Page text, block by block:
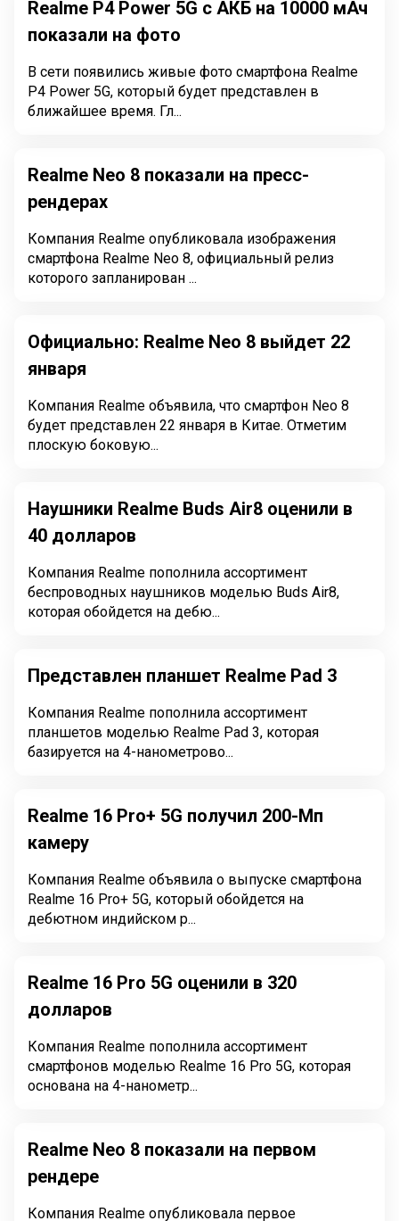
Realme P4 Power 5G с АКБ на 10000 мАч
показали на фото
В сети появились живые фото смартфона Realme
P4 Power 5G, который будет представлен в
ближайшее время. Гл...
Realme Neo 8 показали на пресс-
рендерах
Компания Realme опубликовала изображения
смартфона Realme Neo 8, официальный релиз
которого запланирован ...
Официально: Realme Neo 8 выйдет 22
января
Компания Realme объявила, что смартфон Neo 8
будет представлен 22 января в Китае. Отметим
плоскую боковую...
Наушники Realme Buds Air8 оценили в
40 долларов
Компания Realme пополнила ассортимент
беспроводных наушников моделью Buds Air8,
которая обойдется на дебю...
Представлен планшет Realme Pad 3
Компания Realme пополнила ассортимент
планшетов моделью Realme Pad 3, которая
базируется на 4-нанометрово...
Realme 16 Pro+ 5G получил 200-Мп
камеру
Компания Realme объявила о выпуске смартфона
Realme 16 Pro+ 5G, который обойдется на
дебютном индийском р...
Realme 16 Pro 5G оценили в 320
долларов
Компания Realme пополнила ассортимент
смартфонов моделью Realme 16 Pro 5G, которая
основана на 4-нанометр...
Realme Neo 8 показали на первом
рендере
Компания Realme опубликовала первое